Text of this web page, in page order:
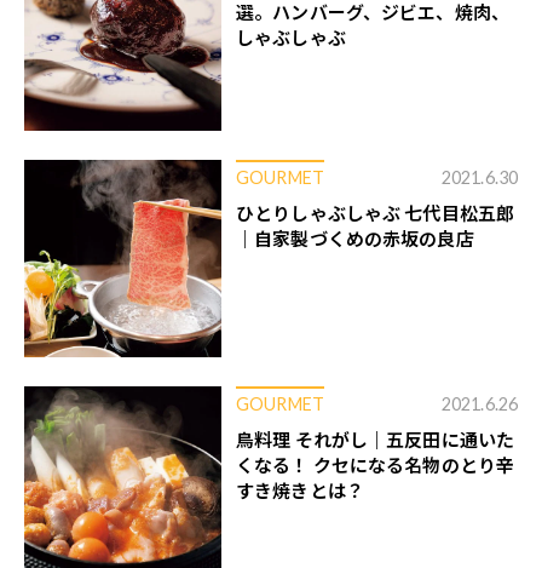
選。ハンバーグ、ジビエ、焼肉、
しゃぶしゃぶ
GOURMET 2021.6.30
ひとりしゃぶしゃぶ 七代目松五郎
｜自家製づくめの赤坂の良店
GOURMET 2021.6.26
鳥料理 それがし｜五反田に通いた
くなる！ クセになる名物のとり辛
すき焼きとは？